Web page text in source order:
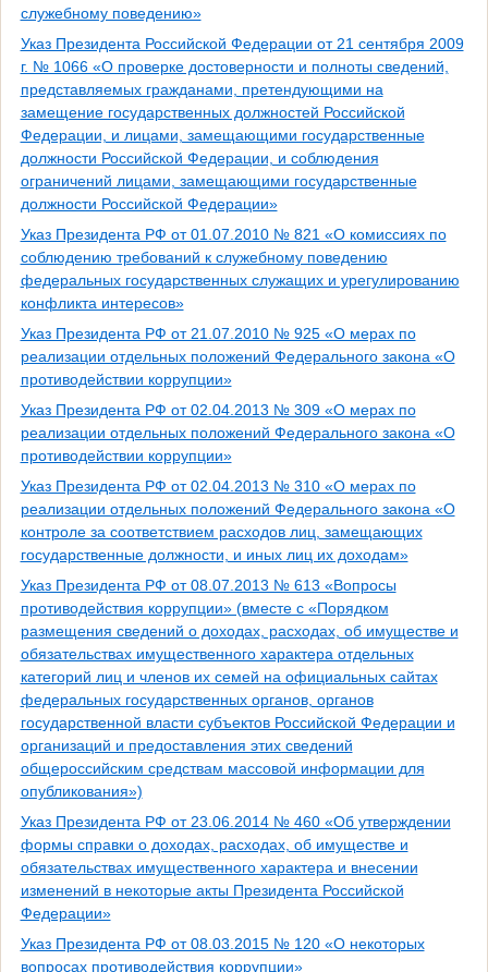
служебному поведению»
Указ Президента Российской Федерации от 21 сентября 2009
г. № 1066 «О проверке достоверности и полноты сведений,
представляемых гражданами, претендующими на
замещение государственных должностей Российской
Федерации, и лицами, замещающими государственные
должности Российской Федерации, и соблюдения
ограничений лицами, замещающими государственные
должности Российской Федерации»
Указ Президента РФ от 01.07.2010 № 821 «О комиссиях по
соблюдению требований к служебному поведению
федеральных государственных служащих и урегулированию
конфликта интересов»
Указ Президента РФ от 21.07.2010 № 925 «О мерах по
реализации отдельных положений Федерального закона «О
противодействии коррупции»
Указ Президента РФ от 02.04.2013 № 309 «О мерах по
реализации отдельных положений Федерального закона «О
противодействии коррупции»
Указ Президента РФ от 02.04.2013 № 310 «О мерах по
реализации отдельных положений Федерального закона «О
контроле за соответствием расходов лиц, замещающих
государственные должности, и иных лиц их доходам»
Указ Президента РФ от 08.07.2013 № 613 «Вопросы
противодействия коррупции» (вместе с «Порядком
размещения сведений о доходах, расходах, об имуществе и
обязательствах имущественного характера отдельных
категорий лиц и членов их семей на официальных сайтах
федеральных государственных органов, органов
государственной власти субъектов Российской Федерации и
организаций и предоставления этих сведений
общероссийским средствам массовой информации для
опубликования»)
Указ Президента РФ от 23.06.2014 № 460 «Об утверждении
формы справки о доходах, расходах, об имуществе и
обязательствах имущественного характера и внесении
изменений в некоторые акты Президента Российской
Федерации»
Указ Президента РФ от 08.03.2015 № 120 «О некоторых
вопросах противодействия коррупции»